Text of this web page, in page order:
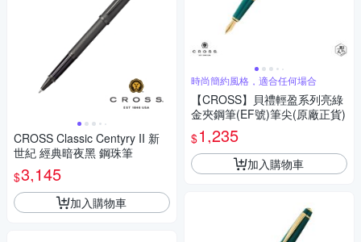
CROSS Classic Centyry II 新
世紀 經典暗夜黑 鋼珠筆
$3,145
加入購物車
時尚簡約風格，適合任何場合
【CROSS】貝禮輕盈系列亮綠
金夾鋼筆(EF號)筆尖(原廠正貨)
$1,235
加入購物車